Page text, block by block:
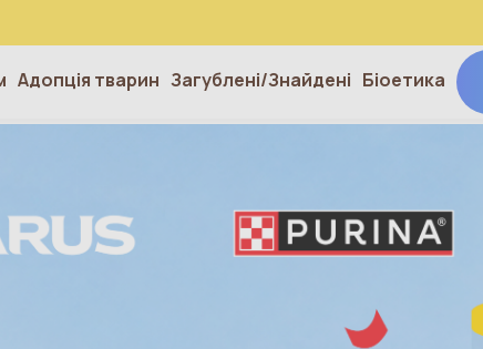
Адопція тварин Загублені/Знайдені Біоетика